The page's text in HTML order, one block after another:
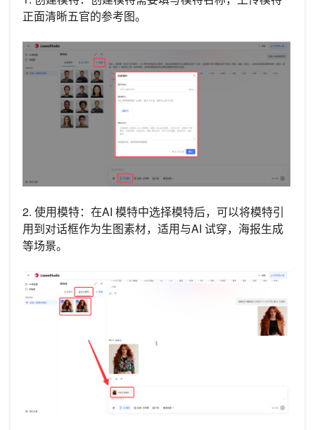
正面清晰五官的参考图。
2. 使用模特：在AI 模特中选择模特后，可以将模特引
用到对话框作为生图素材，适用与AI 试穿，海报生成
等场景。